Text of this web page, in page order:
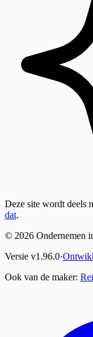
Deze site wordt deels
dat.
© 2026 Ondernemen
Versie v1.96.0·
Ook van de maker: